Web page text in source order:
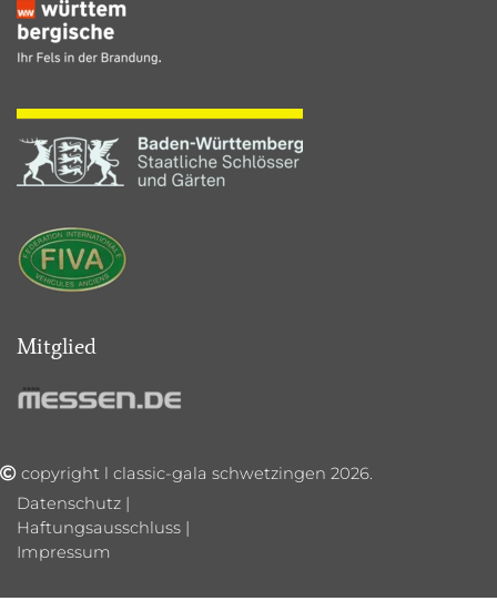
Mitglied
copyright l classic-gala schwetzingen 2026.
Datenschutz |
Haftungsausschluss |
Impressum